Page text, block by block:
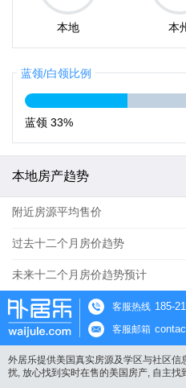
本地 本
蓝领/白领比例
蓝领 33%
本地房产趋势
附近房源平均售价
过去十二个月房价趋势
未来十二个月房价趋势预计
客服热线 185-
客服邮箱
外居乐提供美国真实房源及学区与社区信
扰, 放心找到实时在售的美国房产, 自主找